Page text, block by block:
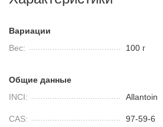
Вариации
Вес:
100 г
Общие данные
INCI:
Allantoin
CAS: 97-59-6